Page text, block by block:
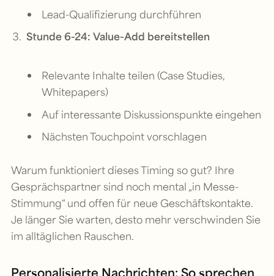
Lead-Qualifizierung durchführen
Stunde 6-24: Value-Add bereitstellen
Relevante Inhalte teilen (Case Studies,
Whitepapers)
Auf interessante Diskussionspunkte eingehen
Nächsten Touchpoint vorschlagen
Warum funktioniert dieses Timing so gut? Ihre
Gesprächspartner sind noch mental „in Messe-
Stimmung“ und offen für neue Geschäftskontakte.
Je länger Sie warten, desto mehr verschwinden Sie
im alltäglichen Rauschen.
Personalisierte Nachrichten: So sprechen